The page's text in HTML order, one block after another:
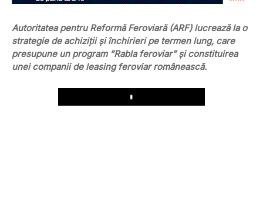
Autoritatea pentru Reformă Feroviară (ARF) lucrează la o
strategie de achiziţii şi închirieri pe termen lung, care
presupune un program ”Rabla feroviar” şi constituirea
unei companii de leasing feroviar românească.
Play